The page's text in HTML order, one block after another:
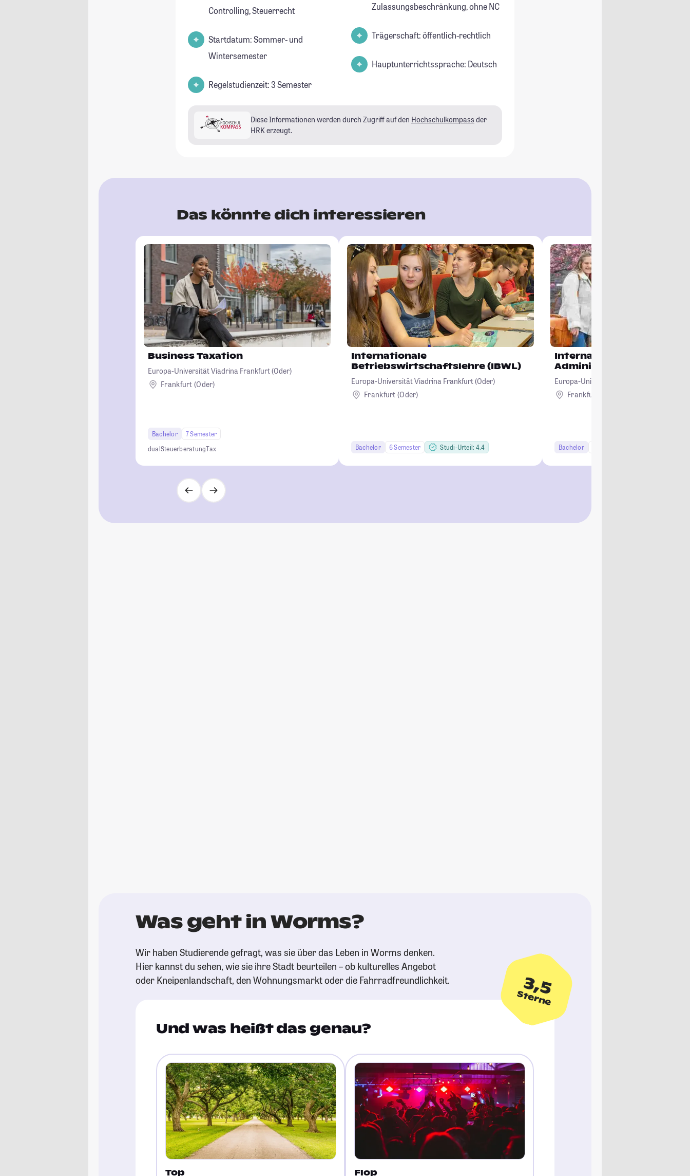
Controlling, Steuerrecht
Startdatum: Sommer- und
Wintersemester
Regelstudienzeit: 3 Semester
Zulassungsbeschränkung, ohne NC
Trägerschaft: öffentlich-rechtlich
Hauptunterrichtssprache: Deutsch
Diese Informationen werden durch Zugriff auf den Hochschulkompass der
HRK erzeugt.
Das könnte dich interessieren
Business Taxation
Europa-Universität Viadrina Frankfurt (Oder)
Frankfurt (Oder)
Bachelor
7 Semester
dualSteuerberatungTax
Internationale
Betriebswirtschaftslehre (IBWL)
Europa-Universität Viadrina Frankfurt (Oder)
Frankfurt (Oder)
Bachelor 6 Semester Studi-Urteil: 4.4
International Business
Administration (Bachelor)
Europa-Universität Viadrina Frankfurt
Frankfurt (Oder)
Bachelor
Was geht in Worms?
Wir haben Studierende gefragt, was sie über das Leben in Worms denken.
Hier kannst du sehen, wie sie ihre Stadt beurteilen – ob kulturelles Angebot
oder Kneipenlandschaft, den Wohnungsmarkt oder die Fahrradfreundlichkeit.
3,5
Sterne
Und was heißt das genau?
Top Flop